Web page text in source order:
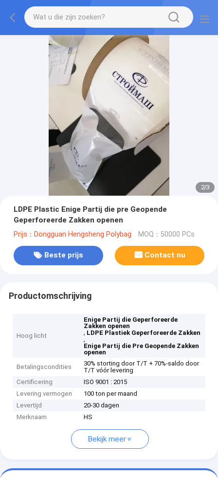
2/3
LDPE Plastic Enige Partij die pre Geopende
Geperforeerde Zakken openen
Prijs：Dongguan Hengsheng Polybag MOQ：50000 PCs
Beste prijs Contact nu
Productomschrijving
Hoog licht
Enige Partij die Geperforeerde
Zakken openen
, LDPE Plastiek Geperforeerde Zakken
,
Enige Partij die Pre Geopende Zakken
openen
Betalingscondities
30% storting door T/T + 70%-saldo door
T/T vóór levering
Certificering
ISO 9001 : 2015
Levering vermogen
100 ton per maand
Levertijd
20-30 dagen
Merknaam
HS
Bekijk meer